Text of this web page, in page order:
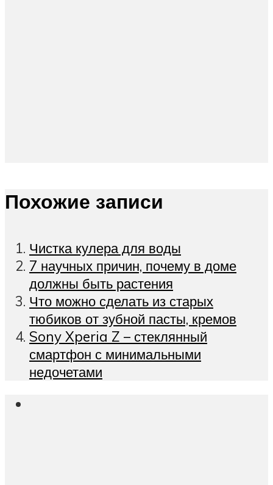
Похожие записи
Чистка кулера для воды
7 научных причин, почему в доме
должны быть растения
Что можно сделать из старых
тюбиков от зубной пасты, кремов
Sony Xperia Z – стеклянный
смартфон с минимальными
недочетами